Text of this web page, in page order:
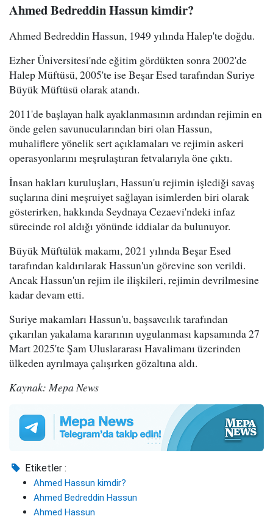
Ahmed Bedreddin Hassun kimdir?
Ahmed Bedreddin Hassun, 1949 yılında Halep'te doğdu.
Ezher Üniversitesi'nde eğitim gördükten sonra 2002'de
Halep Müftüsü, 2005'te ise Beşar Esed tarafından Suriye
Büyük Müftüsü olarak atandı.
2011'de başlayan halk ayaklanmasının ardından rejimin en
önde gelen savunucularından biri olan Hassun,
muhaliflere yönelik sert açıklamaları ve rejimin askeri
operasyonlarını meşrulaştıran fetvalarıyla öne çıktı.
İnsan hakları kuruluşları, Hassun'u rejimin işlediği savaş
suçlarına dini meşruiyet sağlayan isimlerden biri olarak
gösterirken, hakkında Seydnaya Cezaevi'ndeki infaz
sürecinde rol aldığı yönünde iddialar da bulunuyor.
Büyük Müftülük makamı, 2021 yılında Beşar Esed
tarafından kaldırılarak Hassun'un görevine son verildi.
Ancak Hassun'un rejim ile ilişkileri, rejimin devrilmesine
kadar devam etti.
Suriye makamları Hassun'u, başsavcılık tarafından
çıkarılan yakalama kararının uygulanması kapsamında 27
Mart 2025'te Şam Uluslararası Havalimanı üzerinden
ülkeden ayrılmaya çalışırken gözaltına aldı.
Kaynak: Mepa News
Etiketler :
Ahmed Hassun kimdir?
Ahmed Bedreddin Hassun
Ahmed Hassun